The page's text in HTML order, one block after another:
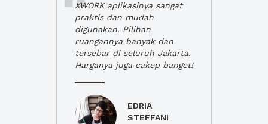
XWORK aplikasinya sangat
praktis dan mudah
digunakan. Pilihan
ruangannya banyak dan
tersebar di seluruh Jakarta.
Harganya juga cakep banget!
EDRIA
STEFFANI